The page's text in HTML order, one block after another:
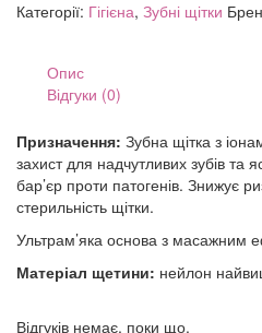
чутливих
Категорії: Гігієна, Зубні щітки
Опис
Відгуки (0)
Призначення: Зубна щітка з
захист для надчутливих зубів та
бар’єр проти патогенів. Знижує
стерильність щітки.
Ультрам’яка основа з масажним
Матеріал щетини: нейлон
Відгуків немає, поки що.